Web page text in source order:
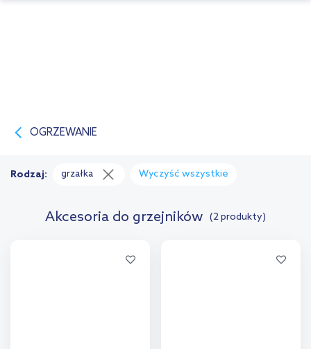
OGRZEWANIE
Akcesoria do grzejników (2 produkty)
Rodzaj: grzałka Wyczyść wszystkie